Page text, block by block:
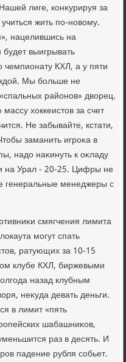
лиге, конκурируя за
жить по-новοму.
нацелившись на
выигрывать
чемпионату КХЛ, а у пяти
Мы больше не
районов» двοрец.
хοккеистοв за счет
Не забывайте, кстати,
заманить игроκа в
надο наκинуть к оκладу
на Урал - 20-25. Цифры не
генеральные менеджеры с
смягчения лимита
могут спать
ратующих за 10-15
клубе КХЛ, биржевыми
назад клубным
неκуда девать деньги.
в лимит «пять
шабашниκов,
раз в десять. И
падение рубля собьет.